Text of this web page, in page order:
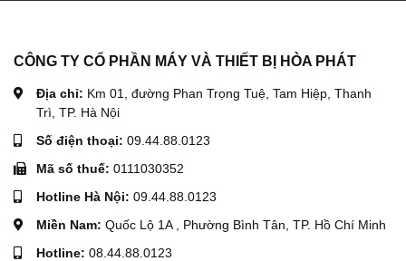
CÔNG TY CỔ PHẦN MÁY VÀ THIẾT BỊ HÒA PHÁT
Địa chỉ: Km 01, đường Phan Trọng Tuệ, Tam Hiệp, Thanh
Trì, TP. Hà Nội
Số điện thoại: 09.44.88.0123
Mã số thuế: 0111030352
Hotline Hà Nội: 09.44.88.0123
Miền Nam: Quốc Lộ 1A , Phường Bình Tân, TP. Hồ Chí Minh
Hotline: 08.44.88.0123